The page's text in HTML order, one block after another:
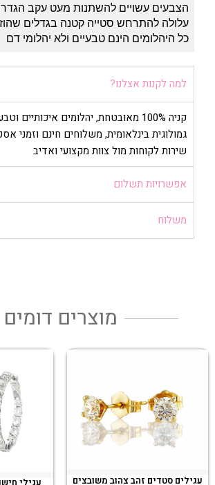
הצבעים עשויים להשתנות מעט עקב
עלולה להתרחש סטייה קטנה בגדלים
כל היהלומים הינם טבעיים ולא יהלומי דם
למה לקנות אצלנו?
קניה 100% מאובטחת, יהלומים איכותיים
גמולוגית בינלאומית, משלוחים חינם וזמני
שירות לקוחות מול צוות מקצועי ואדיב
אפשרויות תשלום
משלוח
מוצרים דומים
עגילים סטדים זהב צהוב משובצים